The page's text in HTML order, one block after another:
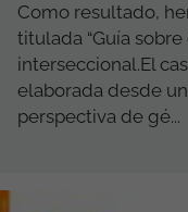
Como resultado,
titulada “Guía
interseccional.El
elaborada desde
perspectiva de gé...